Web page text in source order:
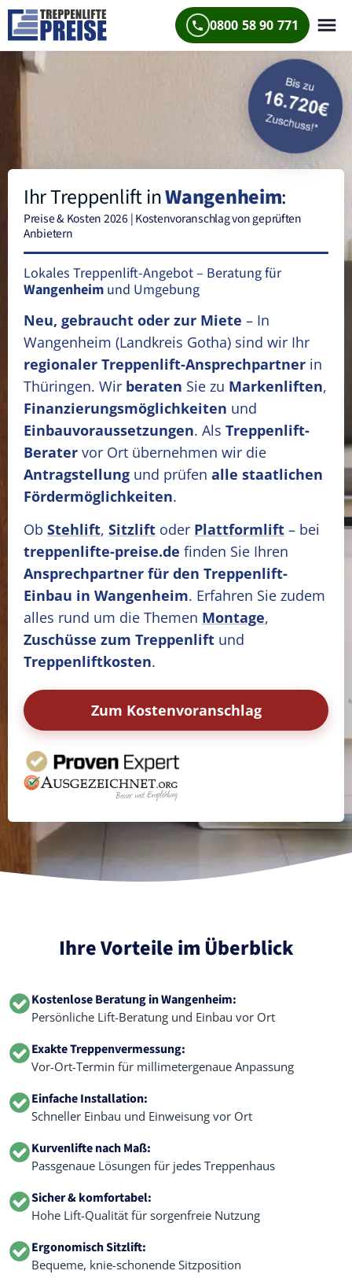
0800 58 90 771
Ihr Treppenlift inWangenheim:
Preise & Kosten 2026 | Kostenvoranschlag von geprüften
Anbietern
Lokales Treppenlift-Angebot – Beratung für
Wangenheim und Umgebung
Neu, gebraucht oder zur Miete – In
Wangenheim (Landkreis Gotha) sind wir Ihr
regionaler Treppenlift-Ansprechpartner in
Thüringen. Wir beraten Sie zu Markenliften,
Finanzierungsmöglichkeiten und
Einbauvoraussetzungen. Als Treppenlift-
Berater vor Ort übernehmen wir die
Antragstellung und prüfen alle staatlichen
Fördermöglichkeiten.
Ob Stehlift, Sitzlift oder Plattformlift – bei
treppenlifte-preise.de finden Sie Ihren
Ansprechpartner für den Treppenlift-
Einbau in Wangenheim. Erfahren Sie zudem
alles rund um die Themen Montage,
Zuschüsse zum Treppenlift und
Treppenliftkosten.
Zum Kostenvoranschlag
Ihre Vorteile im Überblick
Kostenlose Beratung in Wangenheim:
Persönliche Lift-Beratung und Einbau vor Ort
Exakte Treppenvermessung:
Vor-Ort-Termin für millimetergenaue Anpassung
Einfache Installation:
Schneller Einbau und Einweisung vor Ort
Kurvenlifte nach Maß:
Passgenaue Lösungen für jedes Treppenhaus
Sicher & komfortabel:
Hohe Lift-Qualität für sorgenfreie Nutzung
Ergonomisch Sitzlift:
Bequeme, knie-schonende Sitzposition